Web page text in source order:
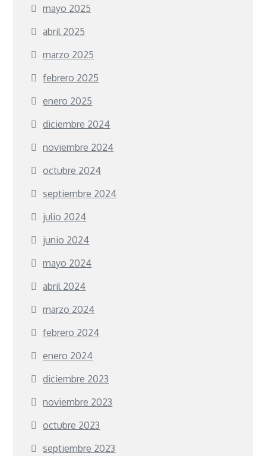
mayo 2025
abril 2025
marzo 2025
febrero 2025
enero 2025
diciembre 2024
noviembre 2024
octubre 2024
septiembre 2024
julio 2024
junio 2024
mayo 2024
abril 2024
marzo 2024
febrero 2024
enero 2024
diciembre 2023
noviembre 2023
octubre 2023
septiembre 2023